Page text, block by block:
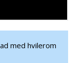
med hvilerom